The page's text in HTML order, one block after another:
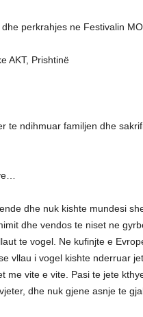
perkrahjes ne Festivalin
AKT, Prishtinë
te ndihmuar familjen dhe
dhe nuk kishte mundesi
dhe vendos te niset ne
te vogel. Ne kufinjte e
vllau i vogel kishte nderruar
me vite e vite. Pasi te jete
dhe nuk gjene asnje te